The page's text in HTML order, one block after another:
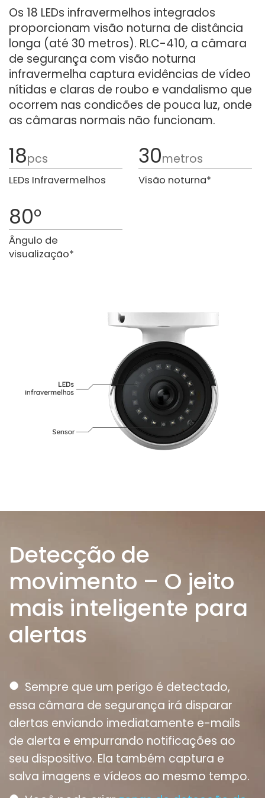
Os 18 LEDs infravermelhos integrados
proporcionam visão noturna de distância
longa (até 30 metros). RLC-410, a câmara
de segurança com visão noturna
infravermelha captura evidências de vídeo
nítidas e claras de roubo e vandalismo que
ocorrem nas condicões de pouca luz, onde
as câmaras normais não funcionam.
18pcs
LEDs Infravermelhos
30metros
Visão noturna*
80°
Ângulo de
visualização*
Detecção de
movimento – O jeito
mais inteligente para
alertas
● Sempre que um perigo é detectado,
essa câmara de segurança irá disparar
alertas enviando imediatamente e-mails
de alerta e empurrando notificações ao
seu dispositivo. Ela também captura e
salva imagens e vídeos ao mesmo tempo.